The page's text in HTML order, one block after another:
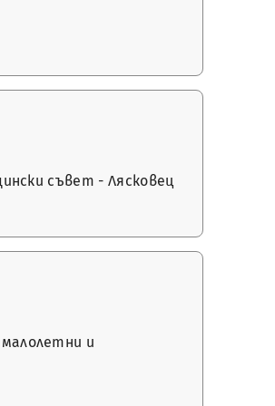
съвет - Лясковец
и